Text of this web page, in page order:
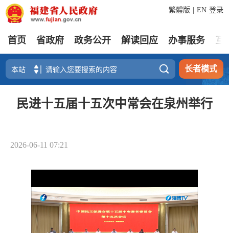
登录
繁體版 EN
首页 省政府 政务公开 解读回应 办事服务 互
 长者模式
民进十五届十五次中常会在泉州举行
2026-06-11 07:21